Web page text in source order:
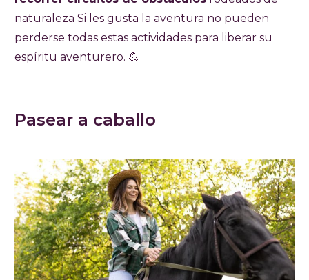
naturaleza Si les gusta la aventura no pueden
perderse todas estas actividades para liberar su
espíritu aventurero. 💪
Pasear a caballo